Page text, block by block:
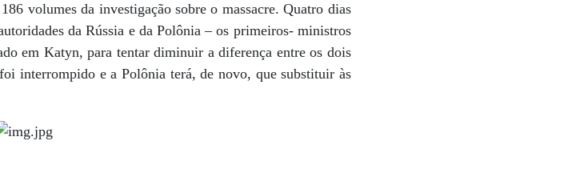
volumes da investigação sobre o massacre. Quatro dias
da Rússia e da Polônia – os primeiros- ministros
em Katyn, para tentar diminuir a diferença entre os dois
interrompido e a Polônia terá, de novo, que substituir às